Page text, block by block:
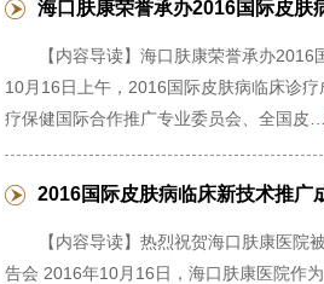
海口肤康荣誉承办2016国际皮肤
【内容导读】海口肤康荣誉承办
10月16日上午，2016国际皮肤病临床诊
疗保健国际合作推广专业委员会、全国皮…
2016国际皮肤病临床新技术推广
【内容导读】热烈祝贺海口肤康医
告会 2016年10月16日，海口肤康医院作